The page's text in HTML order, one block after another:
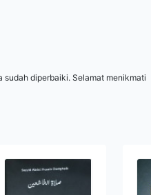
diperbaiki. Selamat menikmati